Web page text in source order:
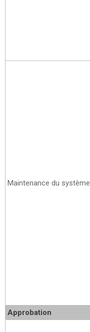
Maintenance du système
Approbation